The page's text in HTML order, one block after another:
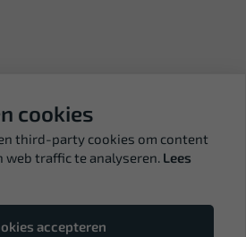
cookies
third-party cookies om content
web traffic te analyseren. Lees
accepteren